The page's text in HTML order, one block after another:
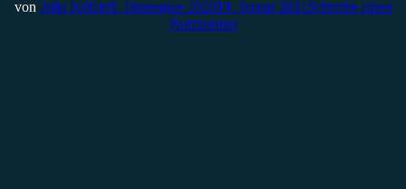
von Julia Köhler9. Dezember 202019. Januar 2021 Schreibe einen
Kommentar